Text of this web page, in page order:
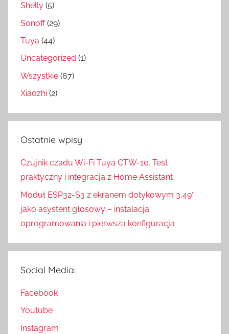
Shelly (5)
Sonoff(29)
Tuya (44)
Uncategorized (1)
Wszystkie (67)
Xiaozhi (2)
Ostatnie wpisy
Czujnik czadu Wi-Fi Tuya CTW-10. Test
praktyczny i integracja z Home Assistant
Moduł ESP32-S3 z ekranem dotykowym 3,49″
jako asystent głosowy – instalacja
oprogramowania i pierwsza konfiguracja
Social Media:
Facebook
Youtube
Instagram